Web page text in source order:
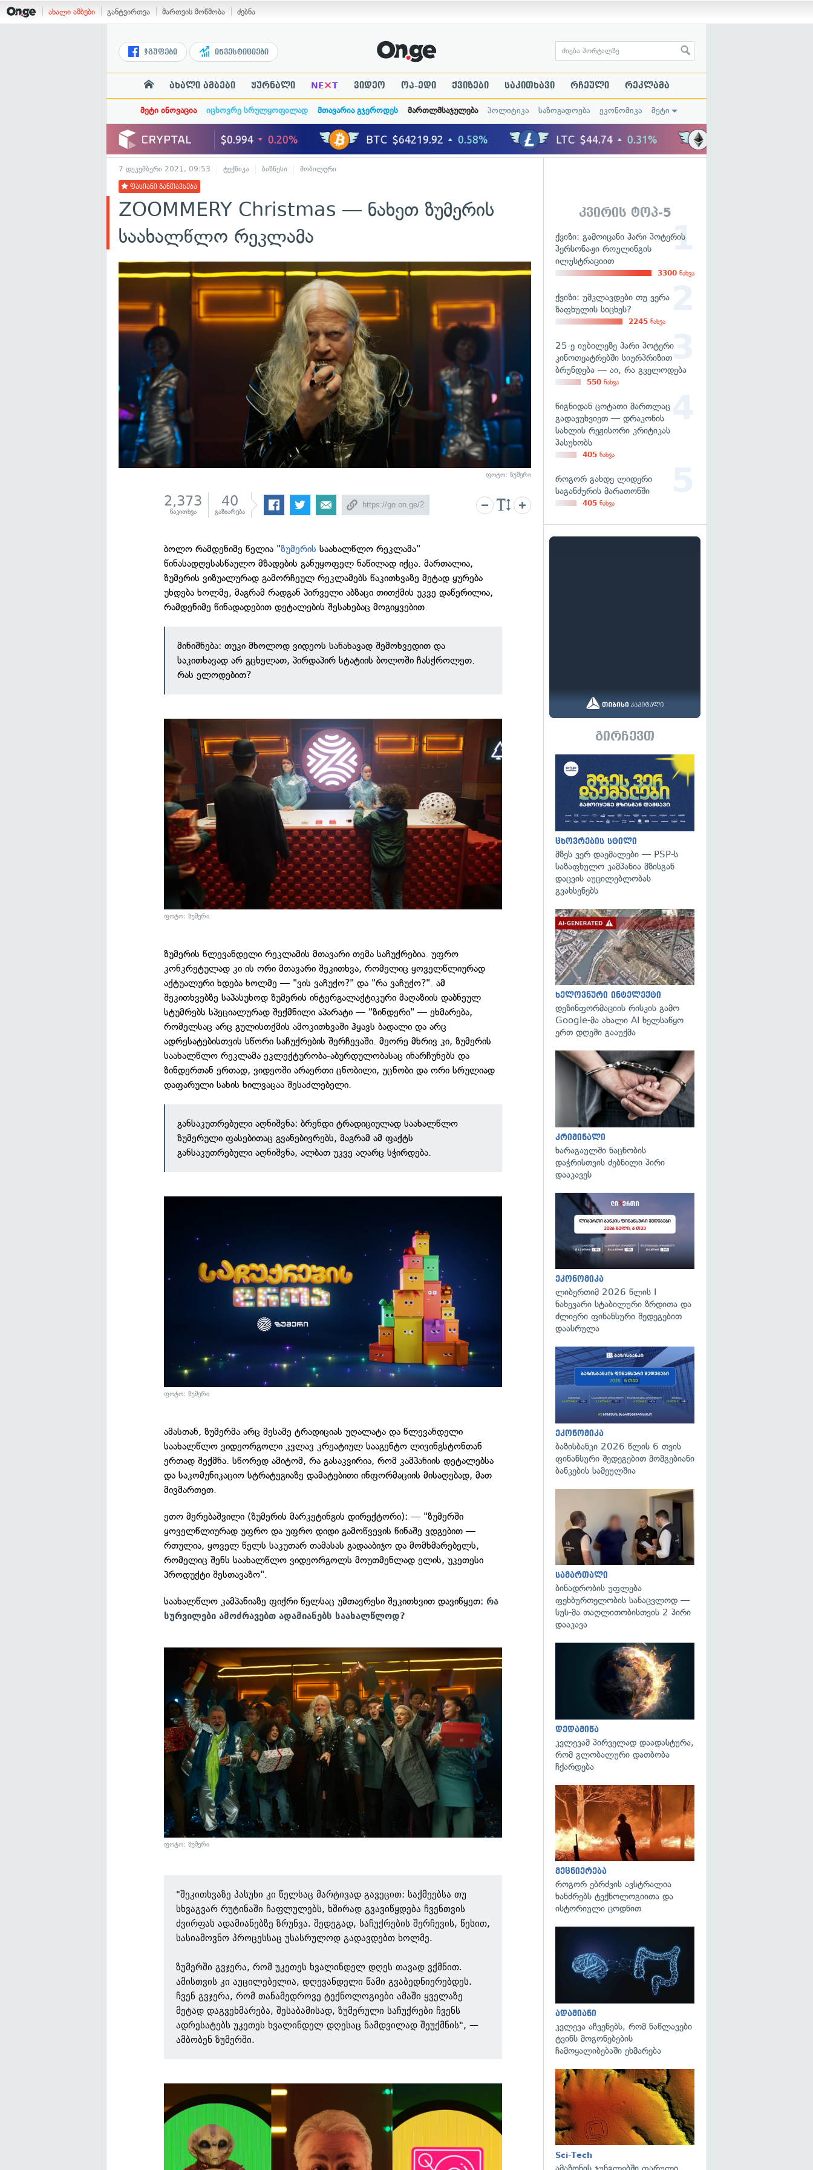
ახალი ამბები განტვირთვა მართვის მოწმობა ძებნა
ჯგუფები ინვესტიციები
ახალი ამბები ჟურნალი NE×T ვიდეო ოპ-ედი ქვიზები საკითხავი რჩეული რეკლამა
მეტი ინოვაცია იცხოვრე სრულყოფილად მთავარია გჯეროდეს მართლმსაჯულება პოლიტიკა საზოგადოება ეკონომიკა მეტი
7 დეკემბერი 2021, 09:53 ტექნიკა ბიზნესი მობილური
ფასიანი განთავსება
ZOOMMERY Christmas — ნახეთ ზუმერის
საახალწლო რეკლამა
ფოტო: ზუმერი
2,373
წაკითხვა
40
გაზიარება
ბოლო რამდენიმე წელია "ზუმერისსაახალწლო რეკლამა"
წინასადღესასწაულო მზადების განუყოფელ ნაწილად იქცა. მართალია,
ზუმერის ვიზუალურად გამორჩეულ რეკლამებს წაკითხვაზე მეტად ყურება
უხდება ხოლმე, მაგრამ რადგან პირველი აბზაცი თითქმის უკვე დაწერილია,
რამდენიმე წინადადებით დეტალების შესახებაც მოგიყვებით.
მინიშნება: თუკი მხოლოდ ვიდეოს სანახავად შემოხვედით და
საკითხავად არ გცხელათ, პირდაპირ სტატიის ბოლოში ჩასქროლეთ.
რას ელოდებით?
ფოტო: ზუმერი
ზუმერის წლევანდელი რეკლამის მთავარი თემა საჩუქრებია. უფრო
კონკრეტულად კი ის ორი მთავარი შეკითხვა, რომელიც ყოველწლიურად
აქტუალური ხდება ხოლმე — "ვის ვაჩუქო?" და "რა ვაჩუქო?". ამ
შეკითხვებზე საპასუხოდ ზუმერის ინტერგალაქტიკური მაღაზიის დაბნეულ
სტუმრებს სპეციალურად შექმნილი აპარატი — "ზინდერი" — ეხმარება,
რომელსაც არც გულისთქმის ამოკითხვაში ჰყავს ბადალი და არც
ადრესატებისთვის სწორი საჩუქრების შერჩევაში. მეორე მხრივ კი, ზუმერის
საახალწლო რეკლამა ეკლექტურობა-აბურდულობასაც ინარჩუნებს და
ზინდერთან ერთად, ვიდეოში არაერთი ცნობილი, უცნობი და ორი სრულიად
დაფარული სახის ხილვაცაა შესაძლებელი.
განსაკუთრებული აღნიშვნა: ბრენდი ტრადიციულად საახალწლო
ზუმერული ფასებითაც გვანებივრებს, მაგრამ ამ ფაქტს
განსაკუთრებული აღნიშვნა, ალბათ უკვე აღარც სჭირდება.
ფოტო: ზუმერი
ამასთან, ზუმერმა არც მესამე ტრადიციას უღალატა და წლევანდელი
საახალწლო ვიდეორგოლი კვლავ კრეატიულ სააგენტო ლივინგსტონთან
ერთად შექმნა. სწორედ ამიტომ, რა გასაკვირია, რომ კამპანიის დეტალებსა
და საკომუნიკაციო სტრატეგიაზე დამატებითი ინფორმაციის მისაღებად, მათ
მივმართეთ.
ეთო მერებაშვილი (ზუმერის მარკეტინგის დირექტორი): — "ზუმერში
ყოველწლიურად უფრო და უფრო დიდი გამოწვევის წინაშე ვდგებით —
რთულია, ყოველ წელს საკუთარ თამასას გადააბიჯო და მომხმარებელს,
რომელიც შენს საახალწლო ვიდეორგოლს მოუთმენლად ელის, უკეთესი
პროდუქტი შესთავაზო".
საახალწლო კამპანიაზე ფიქრი წელსაც უმთავრესი შეკითხვით დავიწყეთ:რა
სურვილები ამოძრავებთ ადამიანებს საახალწლოდ?
ფოტო: ზუმერი
"შეკითხვაზე პასუხი კი წელსაც მარტივად გავეცით: საქმეებსა თუ
სხვაგვარ რუტინაში ჩაფლულებს, ხშირად გვავიწყდება ჩვენთვის
ძვირფას ადამიანებზე ზრუნვა. შედეგად, საჩუქრების შერჩევის, წესით,
სასიამოვნო პროცესსაც უსასრულოდ გადავდებთ ხოლმე.
ზუმერში გვჯერა, რომ უკეთეს ხვალინდელ დღეს თავად ვქმნით.
ამისთვის კი აუცილებელია, დღევანდელი წამი გვაბედნიერებდეს.
ჩვენ გვჯერა, რომ თანამედროვე ტექნოლოგიები ამაში ყველაზე
მეტად დაგვეხმარება, შესაბამისად, ზუმერული საჩუქრები ჩვენს
ადრესატებს უკეთეს ხვალინდელ დღესაც ნამდვილად შეუქმნის", —
ამბობენ ზუმერში.
კვირის ტოპ-5
ქვიზი: გამოიცანი ჰარი პოტერის
პერსონაჟი როულინგის
ილუსტრაციით
3300 ნახვა
ქვიზი: უმკლავდები თუ ვერა
ზაფხულის სიცხეს?
2245 ნახვა
25-ე იუბილეზე ჰარი პოტერი
კინოთეატრებში სიურპრიზით
ბრუნდება — აი, რა გველოდება
550 ნახვა
წიგნიდან ცოტათი მართლაც
გადავუხვიეთ — დრაკონის
სახლის რეჟისორი კრიტიკას
პასუხობს
405 ნახვა
როგორ გახდე ლიდერი
საგანძურის მარათონში
405 ნახვა
გირჩევთ
ცხოვრების სტილი
მზეს ვერ დაემალები — PSP-ს
საზაფხულო კამპანია მზისგან
დაცვის აუცილებლობას
გვახსენებს
ხელოვნური ინტელექტი
დეზინფორმაციის რისკის გამო
Google-მა ახალი AI ხელსაწყო
ერთ დღეში გააუქმა
კრიმინალი
ხარაგაულში ნაცნობის
დაჭრისთვის ძებნილი პირი
დააკავეს
ეკონომიკა
ლიბერთიმ 2026 წლის I
ნახევარი სტაბილური ზრდითა და
ძლიერი ფინანსური შედეგებით
დაასრულა
ეკონომიკა
ბაზისბანკი 2026 წლის 6 თვის
ფინანსური შედეგებით მომგებიანი
ბანკების სამეულშია
სამართალი
ბინადრობის უფლება
ფეხბურთელობის სანაცვლოდ —
სუს-მა თაღლითობისთვის 2 პირი
დააკავა
დედამიწა
კვლევამ პირველად დაადასტურა,
რომ გლობალური დათბობა
ჩქარდება
მეცნიერება
როგორ ებრძვის ავსტრალია
ხანძრებს ტექნოლოგიითა და
ისტორიული ცოდნით
ადამიანი
კვლევა აჩვენებს, რომ ნაწლავები
ტვინს მოგონებების
ჩამოყალიბებაში ეხმარება
Sci-Tech